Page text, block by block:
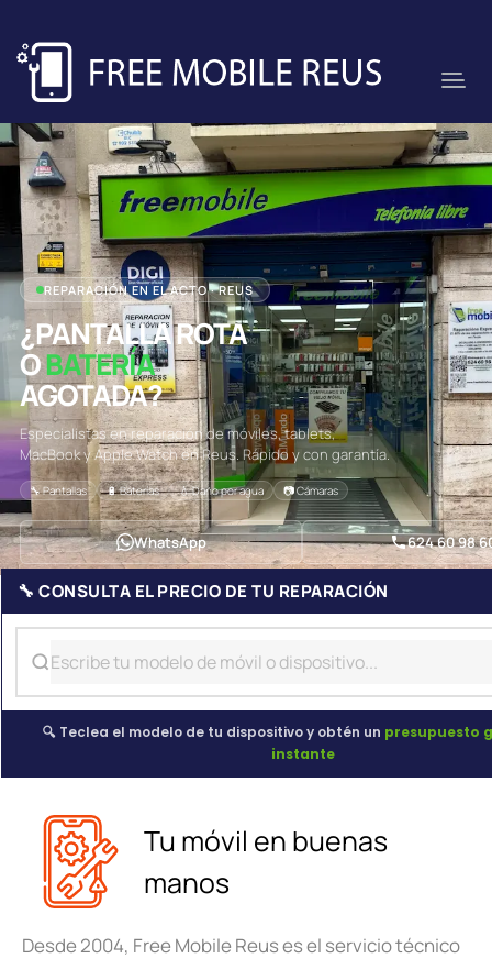
REPARACIÓN EN EL ACTO · REUS
¿PANTALLA ROTA
OBATERÍA
AGOTADA?
Especialistas en reparación de móviles, tablets,
MacBook y Apple Watch en Reus. Rápido y con garantía.
🔧 Pantallas 🔋 Baterías 💧 Daño por agua 📷 Cámaras
WhatsApp 624 60 98
🔧 CONSULTA EL PRECIO DE TU REPARACIÓN
🔍 Teclea el modelo de tu dispositivo y obtén un presupuesto
instante
Tu móvil en buenas
manos
Desde 2004, Free Mobile Reus es el servicio técnico